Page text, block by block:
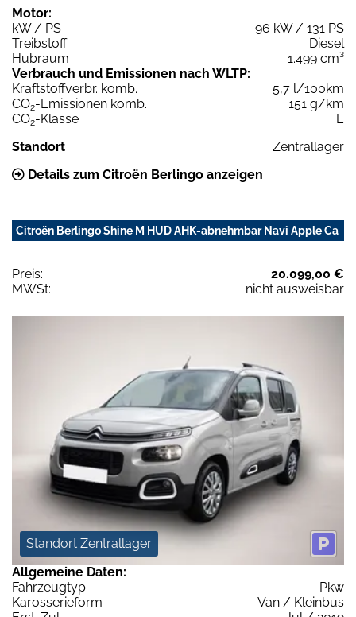
Motor:
kW / PS
96 kW / 131 PS
Treibstoff
Diesel
Hubraum
1.499 cm³
Verbrauch und Emissionen nach WLTP:
Kraftstoffverbr. komb.
5,7 l/100km
CO2-Emissionen komb.
151 g/km
CO2-Klasse
E
Standort
Zentrallager
Details zum Citroën Berlingo anzeigen
Citroën Berlingo Shine M HUD AHK-abnehmbar Navi Apple Ca
Preis:
20.099,00 €
MWSt:
nicht ausweisbar
Standort Zentrallager
Allgemeine Daten:
Fahrzeugtyp
Pkw
Karosserieform
Van / Kleinbus